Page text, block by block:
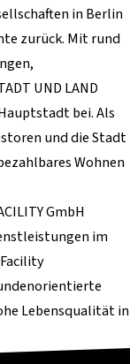
in Berlin
zurück. Mit rund
UND LAND
bei. Als
und die Stadt
Wohnen
GmbH
im
Lebensqualität in